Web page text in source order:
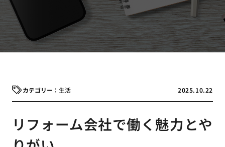
2025.10.22
生活
リフォーム会社で働く魅力とや